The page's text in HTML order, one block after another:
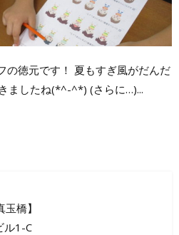
の徳元です！ 夏もすぎ風がだんだ
ましたね(*^-^*) (さらに…)...
橋】
ル1-C